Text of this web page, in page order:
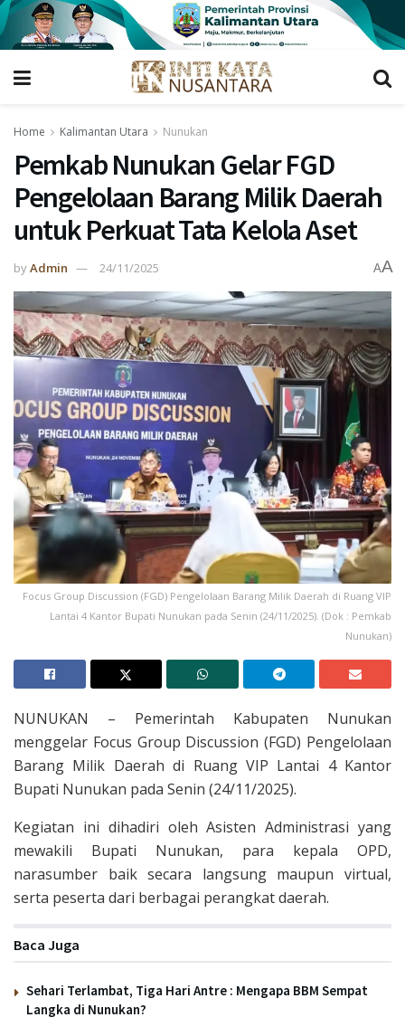
Home Kalimantan Utara Nunukan
Pemkab Nunukan Gelar FGD
Pengelolaan Barang Milik Daerah
untuk Perkuat Tata Kelola Aset
byAdmin 24/11/2025 AA
Focus Group Discussion (FGD) Pengelolaan Barang Milik Daerah di Ruang VIP
Lantai 4 Kantor Bupati Nunukan pada Senin (24/11/2025). (Dok : Pemkab
Nunukan)
NUNUKAN – Pemerintah Kabupaten Nunukan
menggelar Focus Group Discussion (FGD) Pengelolaan
Barang Milik Daerah di Ruang VIP Lantai 4 Kantor
Bupati Nunukan pada Senin (24/11/2025).
Kegiatan ini dihadiri oleh Asisten Administrasi yang
mewakili Bupati Nunukan, para kepala OPD,
narasumber baik secara langsung maupun virtual,
serta peserta dari berbagai perangkat daerah.
Baca Juga
Sehari Terlambat, Tiga Hari Antre : Mengapa BBM Sempat
Langka di Nunukan?